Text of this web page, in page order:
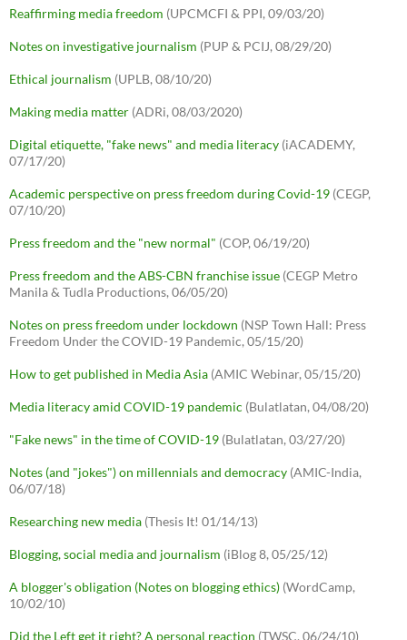
Reaffirming media freedom (UPCMCFI & PPI, 09/03/20)
Notes on investigative journalism (PUP & PCIJ, 08/29/20)
Ethical journalism (UPLB, 08/10/20)
Making media matter (ADRi, 08/03/2020)
Digital etiquette, "fake news" and media literacy (iACADEMY,
07/17/20)
Academic perspective on press freedom during Covid-19 (CEGP,
07/10/20)
Press freedom and the "new normal" (COP, 06/19/20)
Press freedom and the ABS-CBN franchise issue (CEGP Metro
Manila & Tudla Productions, 06/05/20)
Notes on press freedom under lockdown (NSP Town Hall: Press
Freedom Under the COVID-19 Pandemic, 05/15/20)
How to get published in Media Asia (AMIC Webinar, 05/15/20)
Media literacy amid COVID-19 pandemic (Bulatlatan, 04/08/20)
"Fake news" in the time of COVID-19 (Bulatlatan, 03/27/20)
Notes (and "jokes") on millennials and democracy (AMIC-India,
06/07/18)
Researching new media (Thesis It! 01/14/13)
Blogging, social media and journalism (iBlog 8, 05/25/12)
A blogger's obligation (Notes on blogging ethics) (WordCamp,
10/02/10)
Did the Left get it right? A personal reaction (TWSC, 06/24/10)